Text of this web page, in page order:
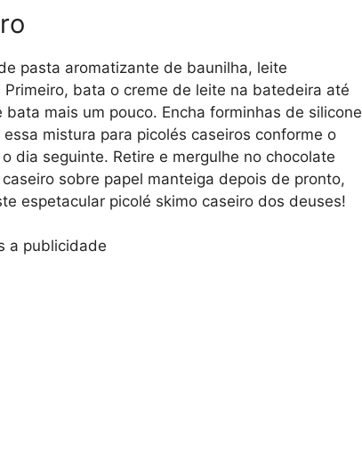
pasta aromatizante de baunilha, leite
bata o creme de leite na batedeira até
mais um pouco. Encha forminhas de silicone
mistura para picolés caseiros conforme o
dia seguinte. Retire e mergulhe no chocolate
sobre papel manteiga depois de pronto,
espetacular picolé skimo caseiro dos deuses!
a publicidade